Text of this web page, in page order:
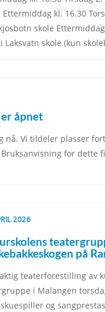
Ettermiddag kl. 16.30
skole
Laksvatn skole (kun
åpnet
nå. Vi tildeler plasser
Bruksanvisning for dette
2026
på
teaterforestilling av
i Malangen
og